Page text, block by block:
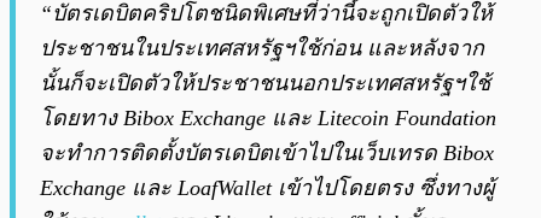
“บัตรเดบิตคริปโตชนิดพิเศษที่ว่านี้จะถูกเปิดตัวให้
ประชาชนในประเทศสหรัฐฯใช้ก่อน และหลังจาก
นั้นก็จะเปิดตัวให้ประชาชนนอกประเทศสหรัฐฯใช้
โดยทาง Bibox Exchange และ Litecoin Foundation
จะทำการติดตั้งบัตรเดบิตเข้าไปในเว็บเทรด Bibox
Exchange และ LoafWallet เข้าไปโดยตรง ซึ่งทางผู้